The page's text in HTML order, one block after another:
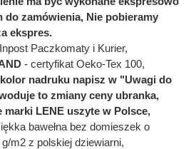
do zamówienia, Nie pobieramy
ekspres.
Paczkomaty i Kurier,
- certyfikat Oeko-Tex 100,
nadruku napisz w "Uwagi do
to zmiany ceny ubranka,
marki LENE uszyte w Polsce,
bawełna bez domieszek o
m2 z polskiej dziewiarni,